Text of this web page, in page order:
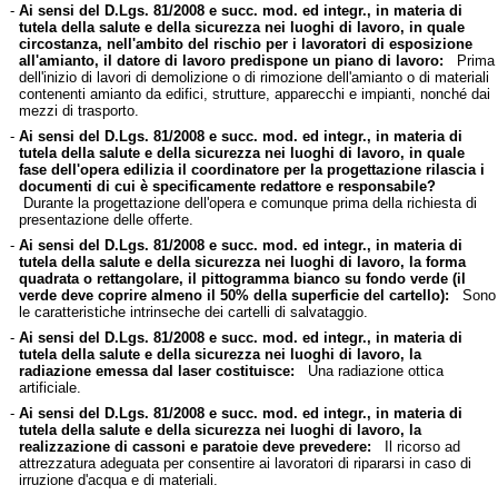
- Ai sensi del D.Lgs. 81/2008 e succ. mod. ed integr., in materia di
tutela della salute e della sicurezza nei luoghi di lavoro, in quale
circostanza, nell'ambito del rischio per i lavoratori di esposizione
all'amianto, il datore di lavoro predispone un piano di lavoro: Prima
dell'inizio di lavori di demolizione o di rimozione dell'amianto o di materiali
contenenti amianto da edifici, strutture, apparecchi e impianti, nonché dai
mezzi di trasporto.
- Ai sensi del D.Lgs. 81/2008 e succ. mod. ed integr., in materia di
tutela della salute e della sicurezza nei luoghi di lavoro, in quale
fase dell'opera edilizia il coordinatore per la progettazione rilascia i
documenti di cui è specificamente redattore e responsabile?
Durante la progettazione dell'opera e comunque prima della richiesta di
presentazione delle offerte.
- Ai sensi del D.Lgs. 81/2008 e succ. mod. ed integr., in materia di
tutela della salute e della sicurezza nei luoghi di lavoro, la forma
quadrata o rettangolare, il pittogramma bianco su fondo verde (il
verde deve coprire almeno il 50% della superficie del cartello): Sono
le caratteristiche intrinseche dei cartelli di salvataggio.
- Ai sensi del D.Lgs. 81/2008 e succ. mod. ed integr., in materia di
tutela della salute e della sicurezza nei luoghi di lavoro, la
radiazione emessa dal laser costituisce: Una radiazione ottica
artificiale.
- Ai sensi del D.Lgs. 81/2008 e succ. mod. ed integr., in materia di
tutela della salute e della sicurezza nei luoghi di lavoro, la
realizzazione di cassoni e paratoie deve prevedere: Il ricorso ad
attrezzatura adeguata per consentire ai lavoratori di ripararsi in caso di
irruzione d'acqua e di materiali.